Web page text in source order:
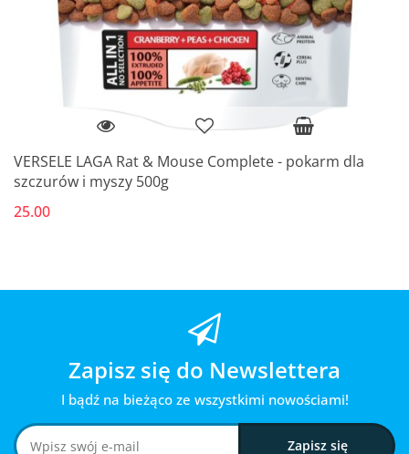
VERSELE LAGA Rat & Mouse Complete - pokarm dla
szczurów i myszy 500g
25.00
Zapisz się do Newslettera
I bądź na bieżąco ze wszystkimi nowościami!